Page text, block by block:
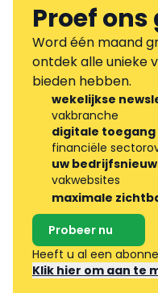
Proef ons
Word één maand
ontdek alle unieke
bieden hebben.
wekelijkse
vakbranche
digitale toegang
financiële
uw
vakwebsites
maximale
Probeer nu
Heeft u al een
Klik hier om aan te